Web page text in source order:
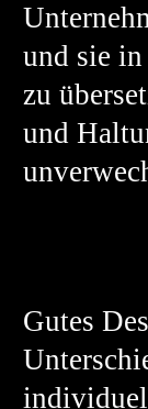
und sie in
zu
und
Gutes